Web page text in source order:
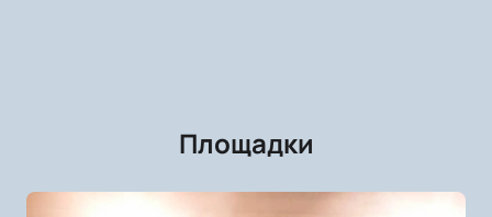
Площадки